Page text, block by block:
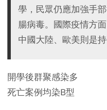
學，民眾仍應加強手
腸病毒。國際疫情方
中國大陸、歐美則是持
開學後群聚感染多
死亡案例均染B型